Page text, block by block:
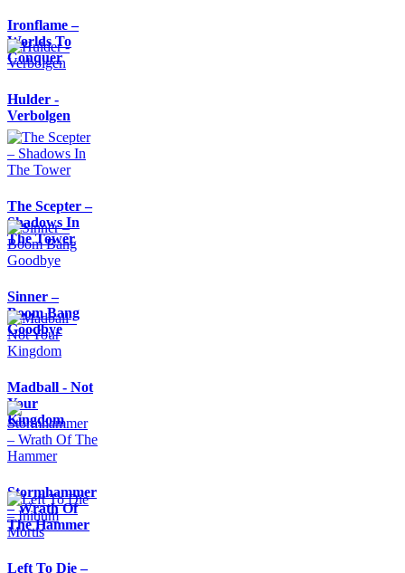
Ironflame –
Worlds To
Conquer
Hulder -
Verbolgen
The Scepter –
Shadows In
The Tower
Sinner –
Boom Bang
Goodbye
Madball - Not
Your
Kingdom
Stormhammer
– Wrath Of
The Hammer
Left To Die –